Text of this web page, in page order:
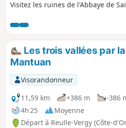
Visitez les ruines de l'Abbaye de
l'Abîme de Bévy.
Les trois vallées par
Mantuan
Visorandonneur
11,59 km
+386 m
-386
4h 25
Moyenne
Départ à Reulle-Vergy (Côte-